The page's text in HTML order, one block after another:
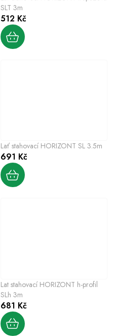
SLT 3m
512 Kč
Lať stahovací HORIZONT SL 3.5m
691 Kč
Lat stahovací HORIZONT h-profil
SLh 3m
681 Kč